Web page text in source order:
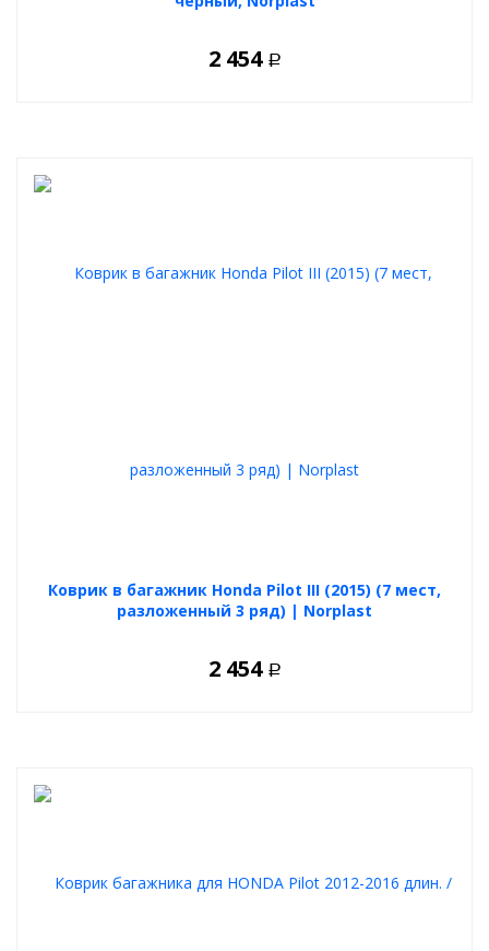
2 454 Р
Коврик в багажник Honda Pilot III (2015) (7 мест,
разложенный 3 ряд) | Norplast
2 454 Р